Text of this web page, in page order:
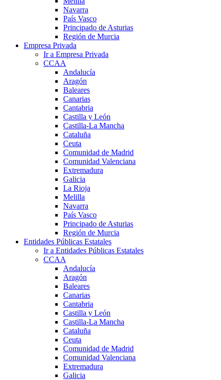
Navarra
País Vasco
Principado de Asturias
Región de Murcia
Empresa Privada
Ir a Empresa Privada
CCAA
Andalucía
Aragón
Baleares
Canarias
Cantabria
Castilla y León
Castilla-La Mancha
Cataluña
Ceuta
Comunidad de Madrid
Comunidad Valenciana
Extremadura
Galicia
La Rioja
Melilla
Navarra
País Vasco
Principado de Asturias
Región de Murcia
Entidades Públicas Estatales
Ir a Entidades Públicas Estatales
CCAA
Andalucía
Aragón
Baleares
Canarias
Cantabria
Castilla y León
Castilla-La Mancha
Cataluña
Ceuta
Comunidad de Madrid
Comunidad Valenciana
Extremadura
Galicia